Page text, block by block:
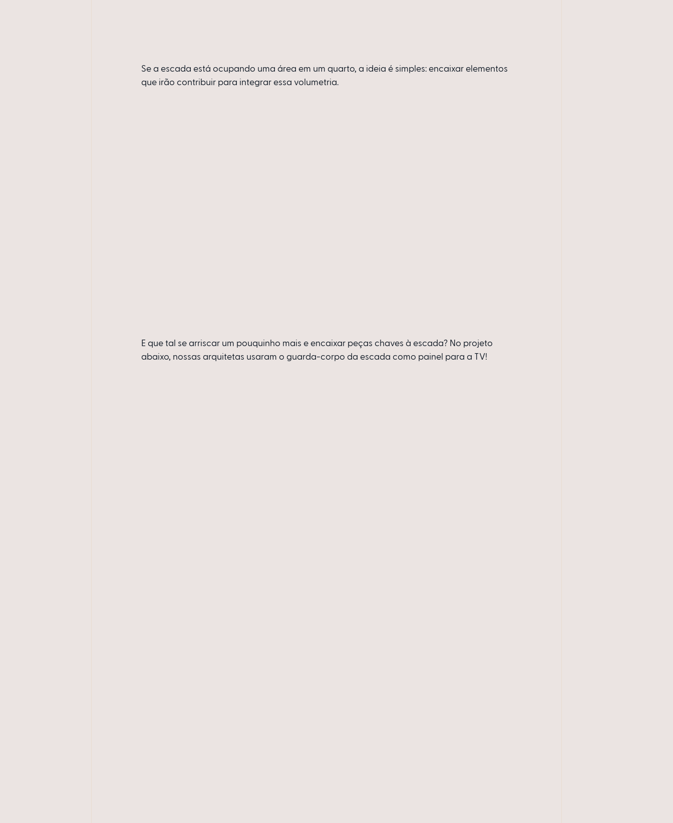
Se a escada está ocupando uma área em um quarto, a ideia é simples: encaixar elementos
que irão contribuir para integrar essa volumetria.
E que tal se arriscar um pouquinho mais e encaixar peças chaves à escada? No projeto
abaixo, nossas arquitetas usaram o guarda-corpo da escada como painel para a TV!